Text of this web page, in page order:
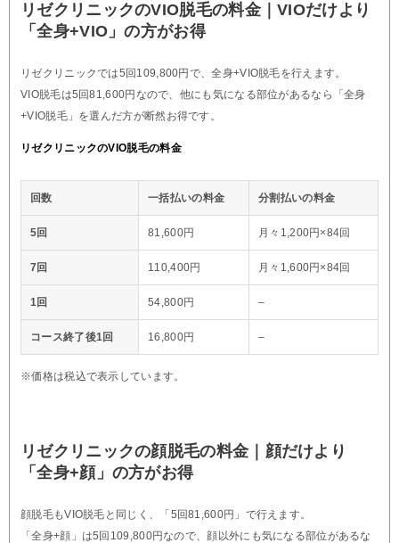
リゼクリニックのVIO脱毛の料金｜VIOだけより
「全身+VIO」の方がお得
リゼクリニックでは5回109,800円で、全身+VIO脱毛を行えます。
VIO脱毛は5回81,600円なので、他にも気になる部位があるなら「全身
+VIO脱毛」を選んだ方が断然お得です。
リゼクリニックのVIO脱毛の料金
回数 一括払いの料金 分割払いの料金
5回 81,600円 月々1,200円×84回
7回 110,400円 月々1,600円×84回
1回 54,800円 –
コース終了後1回 16,800円 –
※価格は税込で表示しています。
リゼクリニックの顔脱毛の料金｜顔だけより
「全身+顔」の方がお得
顔脱毛もVIO脱毛と同じく、「5回81,600円」で行えます。
「全身+顔」は5回109,800円なので、顔以外にも気になる部位があるな